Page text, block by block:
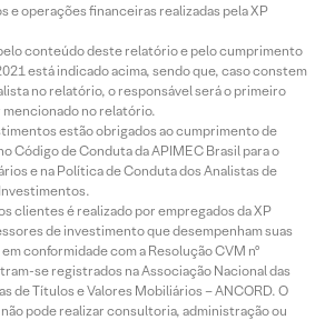
e operações financeiras realizadas pela XP
conteúdo deste relatório e pelo cumprimento
está indicado acima, sendo que, caso constem
no relatório, o responsável será o primeiro
no relatório.
estão obrigados ao cumprimento de
Código de Conduta da APIMEC Brasil para o
e na Política de Conduta dos Analistas de
clientes é realizado por empregados da XP
de investimento que desempenham suas
conformidade com a Resolução CVM nº
se registrados na Associação Nacional das
de Títulos e Valores Mobiliários – ANCORD. O
pode realizar consultoria, administração ou